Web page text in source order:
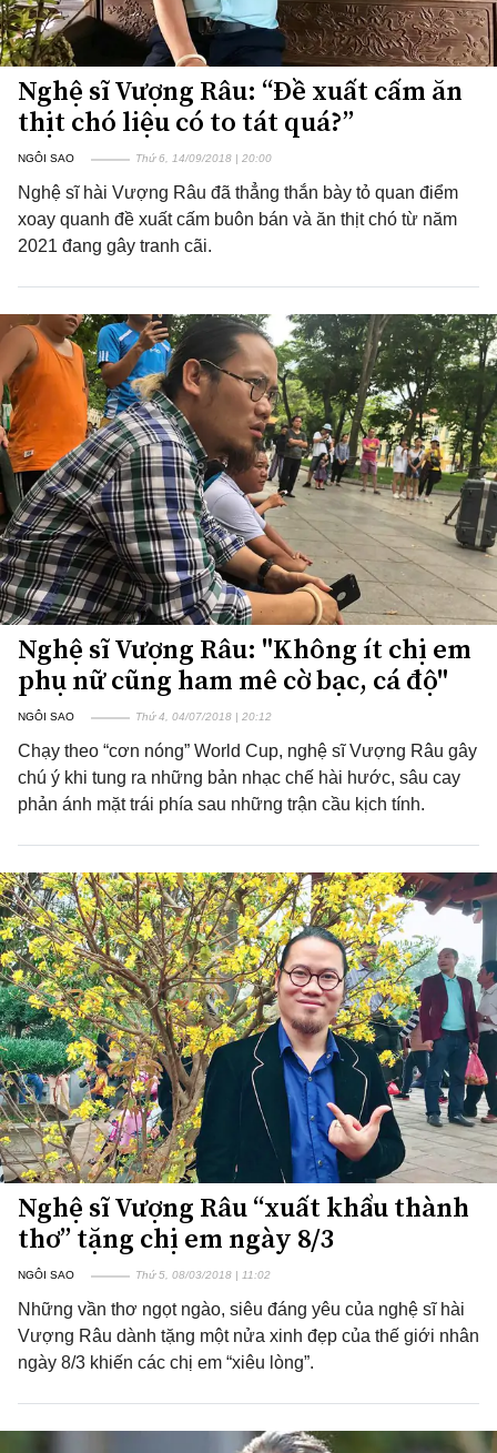
Nghệ sĩ Vượng Râu: “Đề xuất cấm ăn
thịt chó liệu có to tát quá?”
NGÔI SAO Thứ 6, 14/09/2018 | 20:00
Nghệ sĩ hài Vượng Râu đã thẳng thắn bày tỏ quan điểm
xoay quanh đề xuất cấm buôn bán và ăn thịt chó từ năm
2021 đang gây tranh cãi.
Nghệ sĩ Vượng Râu: "Không ít chị em
phụ nữ cũng ham mê cờ bạc, cá độ"
NGÔI SAO Thứ 4, 04/07/2018 | 20:12
Chạy theo “cơn nóng” World Cup, nghệ sĩ Vượng Râu gây
chú ý khi tung ra những bản nhạc chế hài hước, sâu cay
phản ánh mặt trái phía sau những trận cầu kịch tính.
Nghệ sĩ Vượng Râu “xuất khẩu thành
thơ” tặng chị em ngày 8/3
NGÔI SAO Thứ 5, 08/03/2018 | 11:02
Những vần thơ ngọt ngào, siêu đáng yêu của nghệ sĩ hài
Vượng Râu dành tặng một nửa xinh đẹp của thế giới nhân
ngày 8/3 khiến các chị em “xiêu lòng”.